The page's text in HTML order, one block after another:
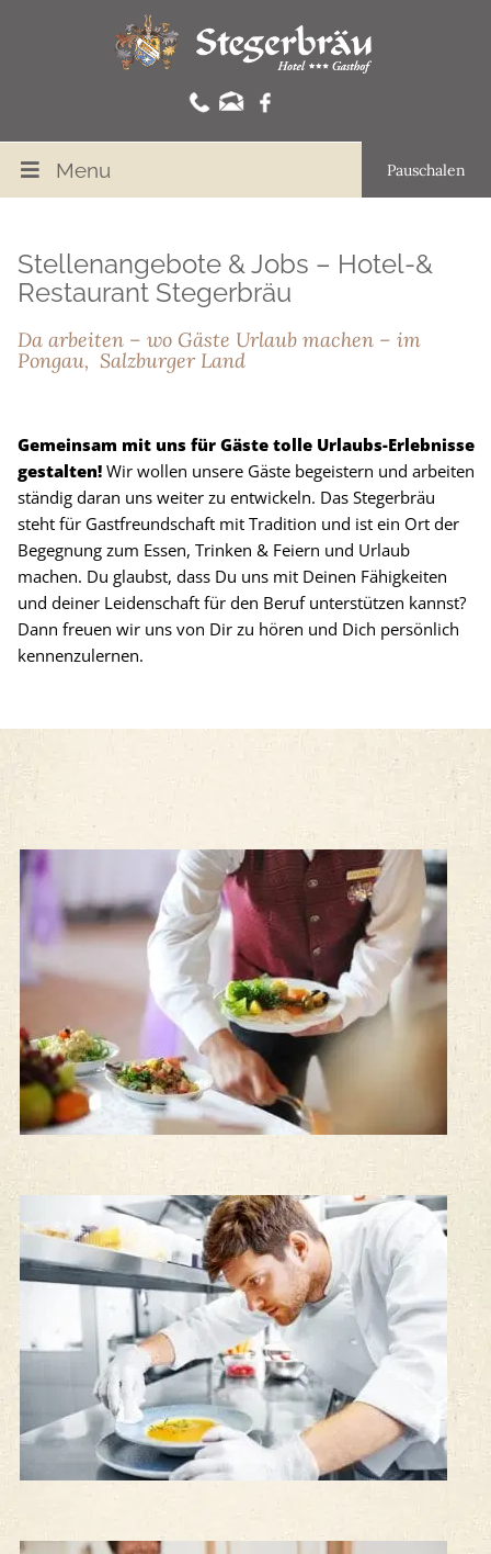
Pauschalen
Menu
Stellenangebote & Jobs – Hotel-&
Restaurant Stegerbräu
Da arbeiten – wo Gäste Urlaub machen – im
Pongau, Salzburger Land
Gemeinsam mit uns für Gäste tolle Urlaubs-Erlebnisse
gestalten! Wir wollen unsere Gäste begeistern und arbeiten
ständig daran uns weiter zu entwickeln. Das Stegerbräu
steht für Gastfreundschaft mit Tradition und ist ein Ort der
Begegnung zum Essen, Trinken & Feiern und Urlaub
machen. Du glaubst, dass Du uns mit Deinen Fähigkeiten
und deiner Leidenschaft für den Beruf unterstützen kannst?
Dann freuen wir uns von Dir zu hören und Dich persönlich
kennenzulernen.